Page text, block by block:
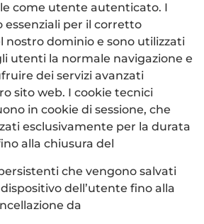
come utente autenticato. I
essenziali per il corretto
nostro dominio e sono utilizzati
utenti la normale navigazione e
dei servizi avanzati
sito web. I cookie tecnici
in cookie di sessione, che
esclusivamente per la durata
alla chiusura del
che vengono salvati
dell’utente fino alla
da